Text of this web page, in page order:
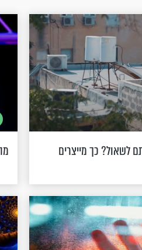
לשאול? כך מייצרים